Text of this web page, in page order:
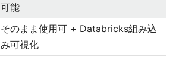
可能
そのまま使用可 + Databricks組み込
み可視化